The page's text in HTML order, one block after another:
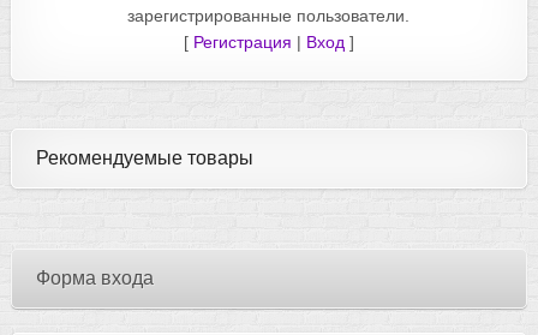
зарегистрированные пользователи.
[ Регистрация | Вход ]
Рекомендуемые товары
Форма входа